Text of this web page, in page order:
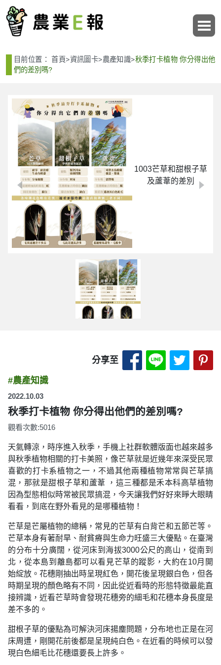
目前位置：首頁>資訊圖卡>農產知識>秋季打卡植物 你分得出他
們的差別嗎?
1003芒草和甜根子草
及蘆葦的差別
分享至 分享至 Facebook-
分享至分享
#農產知識
2022.10.03
秋季打卡植物 你分得出他們的差別嗎?
觀看次數:5016
天氣轉涼，時序進入秋季，手機上社群軟體版面也越來越多
與秋季植物相關的打卡美照，像芒草就是近幾年來深受民眾
喜歡的打卡系植物之一，不過其他兩種植物常常與芒草搞
混，那就是甜根子草和蘆葦 ，這三種都是禾本科高草植物
因為型態相似時常被民眾搞混，今天讓我們好好來睜大眼睛
看看，到底在野外看見的是哪種植物！
芒草是芒屬植物的總稱，常見的芒草有白背芒和五節芒等。
芒草本身有著耐旱、耐貧瘠與生命力旺盛三大優點。在臺灣
的分布十分廣闊，從河床到海拔3000公尺的高山，從南到
北，從本島到離島都可以看見芒草的蹤影，大約在10月開
始綻放。花穗剛抽出時呈現紅色，開花後呈現銀白色，但各
時期呈現的顏色略有不同，因此從近看時的形態特徵最能直
接辨識，近看芒草時會發現花穗旁的細毛和花穗本身長度是
差不多的。
甜根子草的優點為可解決河床揚塵問題，分布地也正是在河
床周遭，剛開花前後都是呈現純白色。在近看的時候可以發
現白色細毛比花穗還要長上許多。